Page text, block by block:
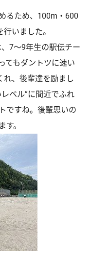
るため、100m・600
いました。
7～9年生の駅伝チー
てもダントツに速い
れ、後輩達を励まし
ベル”に間近でふれ
ですね。後輩思いの
。